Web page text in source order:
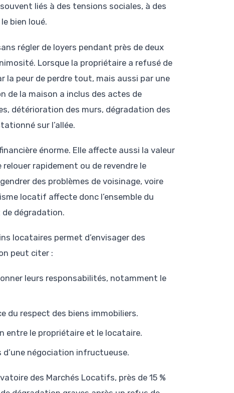
liés à des tensions sociales, à des
bien loué.
régler de loyers pendant près de deux
Lorsque la propriétaire a refusé de
la peur de perdre tout, mais aussi par une
de la maison a inclus des actes de
détérioration des murs, dégradation des
sur l’allée.
énorme. Elle affecte aussi la valeur
rapidement ou de revendre le
des problèmes de voisinage, voire
locatif affecte donc l’ensemble du
dégradation.
locataires permet d’envisager des
peut citer :
leurs responsabilités, notamment le
du respect des biens immobiliers.
entre le propriétaire et le locataire.
d’une négociation infructueuse.
des Marchés Locatifs, près de 15 %